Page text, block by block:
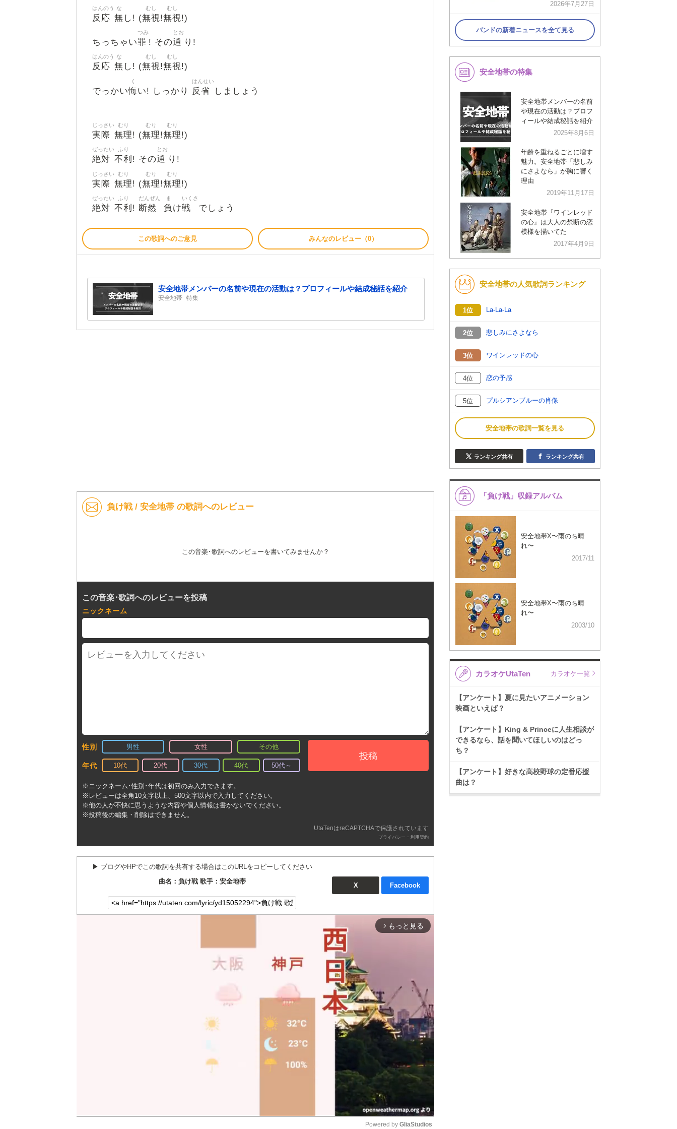
反応
はんのう
無
な
し! (無視
むし
!無視
むし
!)
ちっちゃい罪
つみ
! その通
とお
り!
反応
はんのう
無
な
し! (無視
むし
!無視
むし
!)
でっかい悔
く
い! しっかり 反省
はんせい
しましょう
実際
じっさい
無理
むり
! (無理
むり
!無理
むり
!)
絶対
ぜったい
不利
ふり
! その通
とお
り!
実際
じっさい
無理
むり
! (無理
むり
!無理
むり
!)
絶対
ぜったい
不利
ふり
! 断然
だんぜん
負
ま
け戦
いくさ
でしょう
この歌詞へのご意見 みんなのレビュー（0）
安全地帯メンバーの名前や現在の活動は？プロフィールや結成秘話を紹介
安全地帯 特集
負け戦 / 安全地帯 の歌詞へのレビュー
この音楽･歌詞へのレビューを書いてみませんか？
この音楽･歌詞へのレビューを投稿
ニックネーム
性別 男性 女性 その他
年代 10代 20代 30代 40代 50代～
投稿
※ニックネーム･性別･年代は初回のみ入力できます。
※レビューは全角10文字以上、500文字以内で入力してください。
※他の人が不快に思うような内容や個人情報は書かないでください。
※投稿後の編集・削除はできません。
UtaTenはreCAPTCHAで保護されています
プライバシー - 利用契約
▶︎ ブログやHPでこの歌詞を共有する場合はこのURLをコピーしてください
曲名：負け戦 歌手：安全地帯
X Facebook
arrow_forward_ios もっと見る
Powered by GliaStudios
2026年7月27日
バンドの新着ニュースを全て見る
安全地帯の特集
安全地帯メンバーの名前
や現在の活動は？プロフ
ィールや結成秘話を紹介
2025年8月6日
年齢を重ねるごとに増す
魅力。安全地帯「悲しみ
にさよなら」が胸に響く
理由
2019年11月17日
安全地帯『ワインレッド
の心』は大人の禁断の恋
模様を描いてた
2017年4月9日
安全地帯の人気歌詞ランキング
1位 La-La-La
2位 悲しみにさよなら
3位 ワインレッドの心
4位 恋の予感
5位 プルシアンブルーの肖像
安全地帯の歌詞一覧を見る
ランキング共有 ランキング共有
「負け戦」収録アルバム
安全地帯X〜雨のち晴
れ〜
2017/11
安全地帯X〜雨のち晴
れ〜
2003/10
カラオケUtaTen カラオケ一覧
【アンケート】夏に見たいアニメーション
映画といえば？
【アンケート】King & Princeに人生相談が
できるなら、話を聞いてほしいのはどっ
ち？
【アンケート】好きな高校野球の定番応援
曲は？